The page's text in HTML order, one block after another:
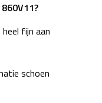
fijn aan
schoen